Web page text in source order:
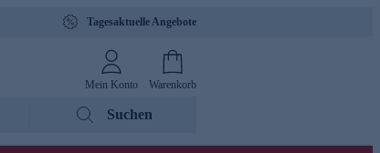
Tagesaktuelle Angebote
Mein Konto Warenkorb
Suchen